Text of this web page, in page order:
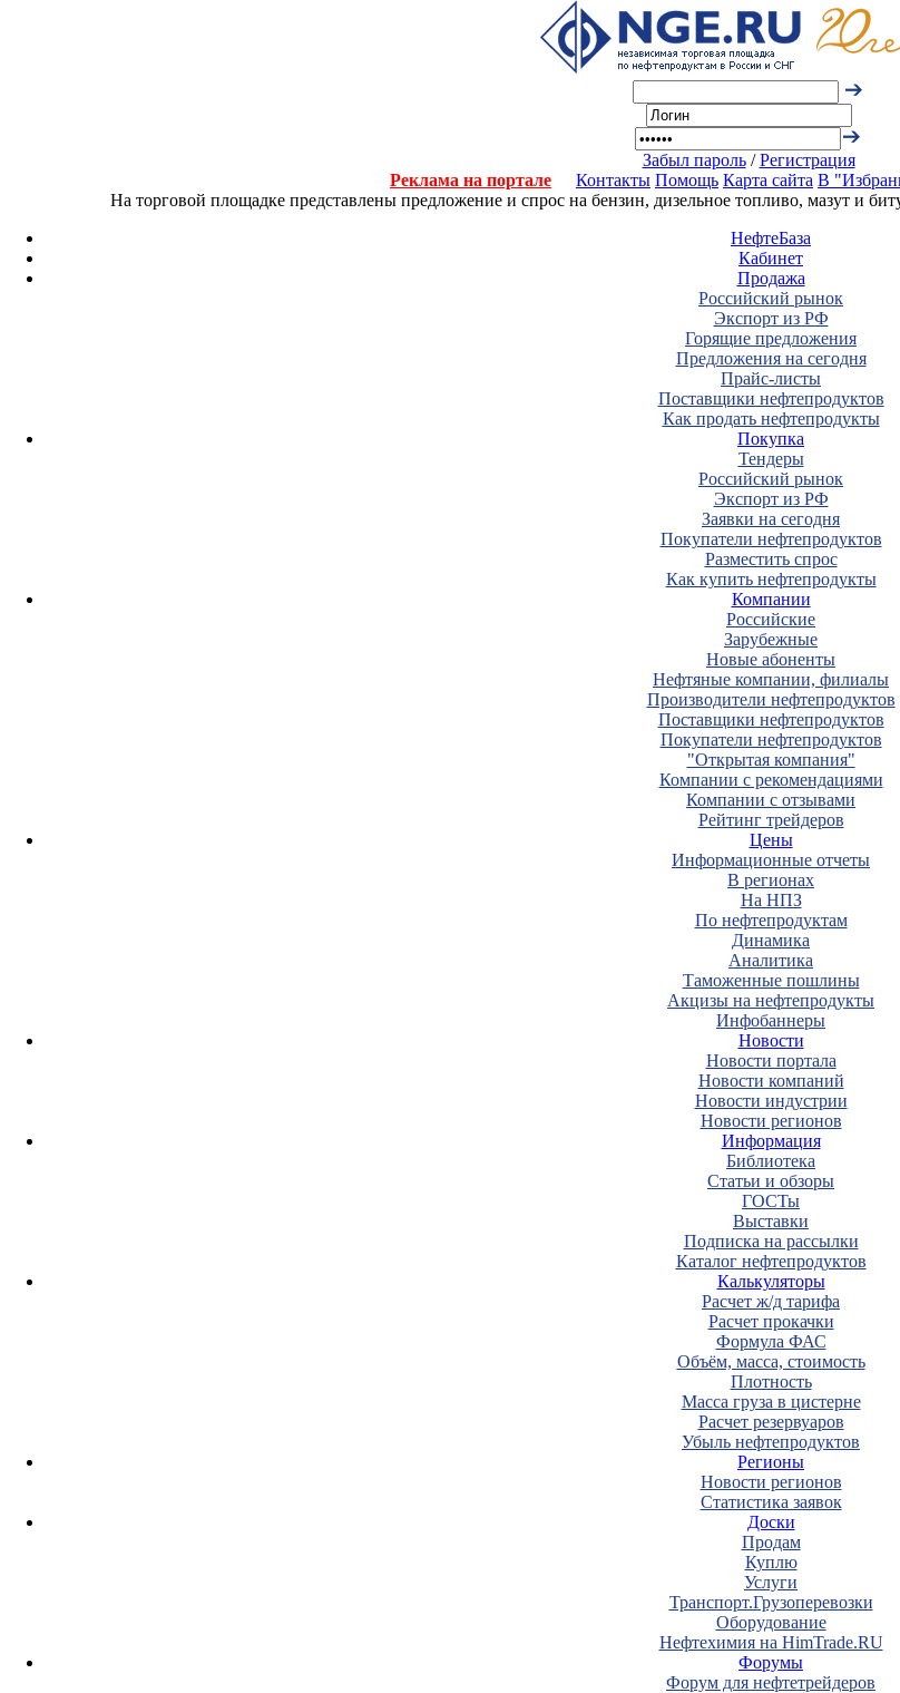
Забыл пароль/Регистрация
Реклама на портале
Контакты Помощь Карта сайта В
На торговой площадке представлены предложение и спрос на бензин, дизельное топливо, мазут и
НефтеБаза
Кабинет
Продажа
Российский рынок
Экспорт из РФ
Горящие предложения
Предложения на сегодня
Прайс-листы
Поставщики нефтепродуктов
Как продать нефтепродукты
Покупка
Тендеры
Российский рынок
Экспорт из РФ
Заявки на сегодня
Покупатели нефтепродуктов
Разместить спрос
Как купить нефтепродукты
Компании
Российские
Зарубежные
Новые абоненты
Нефтяные компании, филиалы
Производители нефтепродуктов
Поставщики нефтепродуктов
Покупатели нефтепродуктов
"Открытая компания"
Компании с рекомендациями
Компании с отзывами
Рейтинг трейдеров
Цены
Информационные отчеты
В регионах
На НПЗ
По нефтепродуктам
Динамика
Аналитика
Таможенные пошлины
Акцизы на нефтепродукты
Инфобаннеры
Новости
Новости портала
Новости компаний
Новости индустрии
Новости регионов
Информация
Библиотека
Статьи и обзоры
ГОСТы
Выставки
Подписка на рассылки
Каталог нефтепродуктов
Калькуляторы
Расчет ж/д тарифа
Расчет прокачки
Формула ФАС
Объём, масса, стоимость
Плотность
Масса груза в цистерне
Расчет резервуаров
Убыль нефтепродуктов
Регионы
Новости регионов
Статистика заявок
Доски
Продам
Куплю
Услуги
Транспорт.Грузоперевозки
Оборудование
Нефтехимия на HimTrade.RU
Форумы
Форум для нефтетрейдеров